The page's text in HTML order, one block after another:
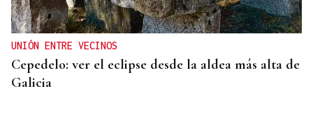
UNIÓN ENTRE VECINOS
Cepedelo: ver el eclipse desde la aldea más alta de
Galicia